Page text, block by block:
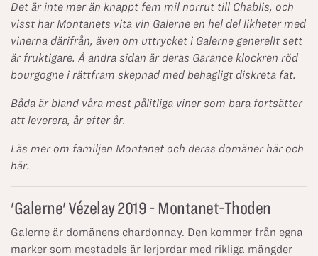
Det är inte mer än knappt fem mil norrut till Chablis, och
visst har Montanets vita vin Galerne en hel del likheter med
vinerna därifrån, även om uttrycket i Galerne generellt sett
är fruktigare. Å andra sidan är deras Garance klockren röd
bourgogne i rättfram skepnad med behagligt diskreta fat.
Båda är bland våra mest pålitliga viner som bara fortsätter
att leverera, år efter år.
Läs mer om familjen Montanet och deras domäner häroch
här.
'Galerne' Vézelay 2019 - Montanet-Thoden
Galerne är domänens chardonnay. Den kommer från egna
marker som mestadels är lerjordar med rikliga mängder